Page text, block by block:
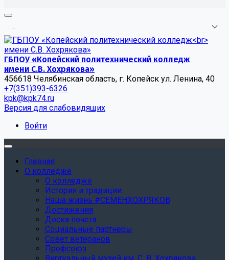
...
ГБПОУ «Копейский политехнический колледж
имени С.В. Хохрякова»
456618 Челябинская область, г. Копейск ул. Ленина, 40
+7(351)393-6326
kpk@kpk74.ru
Версия для слабовидящих
Войти
Главная
О колледже
О колледже
История и традиции
Наша жизнь #СЕМЕНХОХРЯКОВ
Достижения
Доска почета
Социальные партнеры
Совет ветеранов
Профсоюз